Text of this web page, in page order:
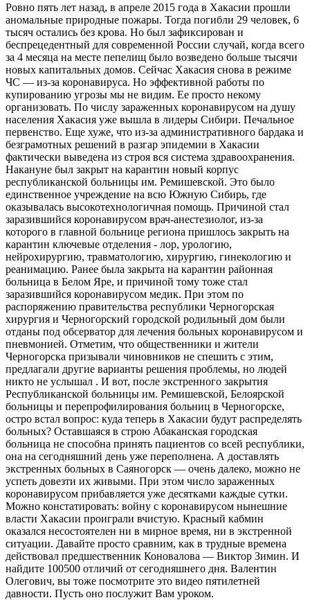
Ровно пять лет назад, в апреле 2015 года в Хакасии прошли
аномальные природные пожары. Тогда погибли 29 человек, 6
тысяч остались без крова. Но был зафиксирован и
беспрецедентный для современной России случай, когда всего
за 4 месяца на месте пепелищ было возведено больше тысячи
новых капитальных домов. Сейчас Хакасия снова в режиме
ЧС — из-за коронавируса. Но эффективной работы по
купированию угрозы мы не видим. Ее просто некому
организовать. По числу зараженных коронавирусом на душу
населения Хакасия уже вышла в лидеры Сибири. Печальное
первенство. Еще хуже, что из-за административного бардака и
безграмотных решений в разгар эпидемии в Хакасии
фактически выведена из строя вся система здравоохранения.
Накануне был закрыт на карантин новый корпус
республиканской больницы им. Ремишевской. Это было
единственное учреждение на всю Южную Сибирь, где
оказывалась высокотехнологичная помощь. Причиной стал
заразившийся коронавирусом врач-анестезиолог, из-за
которого в главной больнице региона пришлось закрыть на
карантин ключевые отделения - лор, урологию,
нейрохирургию, травматологию, хирургию, гинекологию и
реанимацию. Ранее была закрыта на карантин районная
больница в Белом Яре, и причиной тому тоже стал
заразившийся коронавирусом медик. При этом по
распоряжению правительства республики Черногорская
хирургия и Черногорский городской родильный дом были
отданы под обсерватор для лечения больных коронавирусом и
пневмонией. Отметим, что общественники и жители
Черногорска призывали чиновников не спешить с этим,
предлагали другие варианты решения проблемы, но людей
никто не услышал . И вот, после экстренного закрытия
Республиканской больницы им. Ремишевской, Белоярской
больницы и перепрофилирования больниц в Черногорске,
остро встал вопрос: куда теперь в Хакасии будут распределять
больных? Оставшаяся в строю Абаканская городская
больница не способна принять пациентов со всей республики,
она на сегодняшний день уже переполнена. А доставлять
экстренных больных в Саяногорск — очень далеко, можно не
успеть довезти их живыми. При этом число зараженных
коронавирусом прибавляется уже десятками каждые сутки.
Можно констатировать: войну с коронавирусом нынешние
власти Хакасии проиграли вчистую. Красный кабмин
оказался несостоятелен ни в мирное время, ни в экстренной
ситуации. Давайте просто сравним, как в трудные времена
действовал предшественник Коновалова — Виктор Зимин. И
найдите 100500 отличий от сегодняшнего дня. Валентин
Олегович, вы тоже посмотрите это видео пятилетней
давности. Пусть оно послужит Вам уроком.